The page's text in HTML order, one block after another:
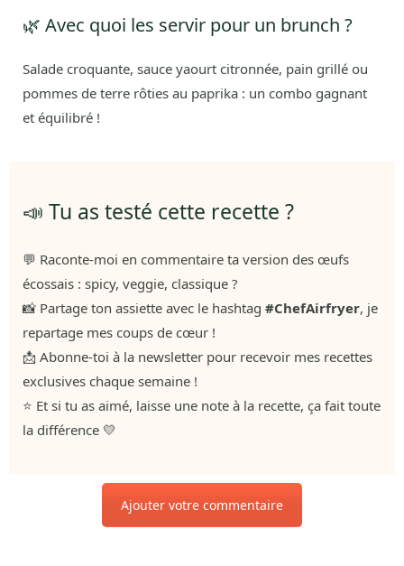
🌿 Avec quoi les servir pour un brunch ?
Salade croquante, sauce yaourt citronnée, pain grillé ou
pommes de terre rôties au paprika : un combo gagnant
et équilibré !
📣 Tu as testé cette recette ?
💬 Raconte-moi en commentaire ta version des œufs
écossais : spicy, veggie, classique ?
📸 Partage ton assiette avec le hashtag #ChefAirfryer, je
repartage mes coups de cœur !
📩 Abonne-toi à la newsletter pour recevoir mes recettes
exclusives chaque semaine !
⭐ Et si tu as aimé, laisse une note à la recette, ça fait toute
la différence 💛
Ajouter votre commentaire